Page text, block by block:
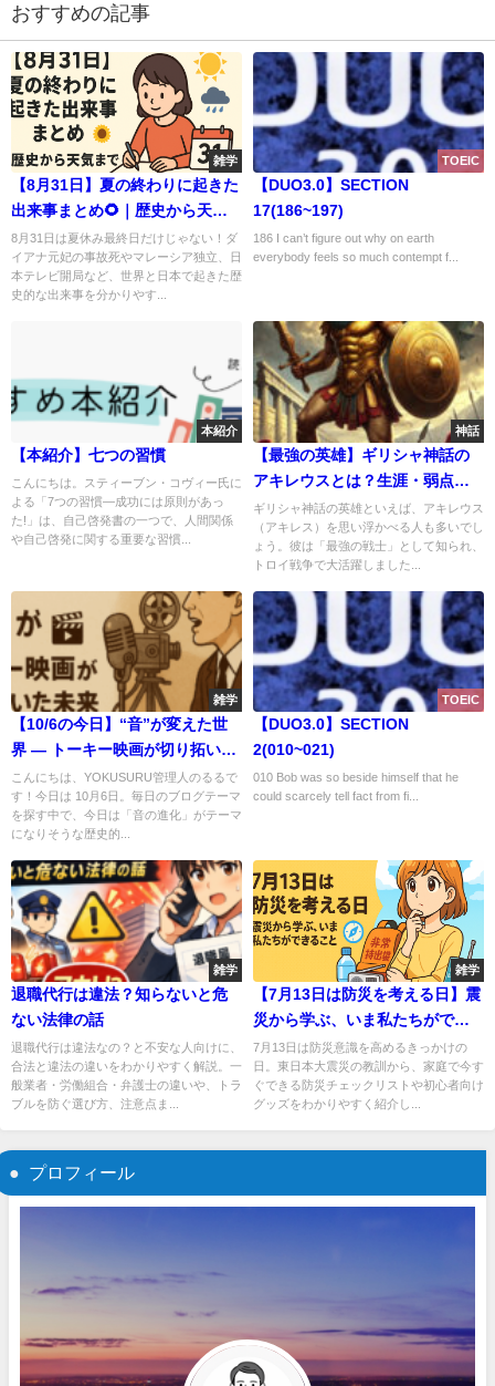
おすすめの記事
雑学
【8月31日】夏の終わりに起きた
出来事まとめ🌻｜歴史から天気
まで
8月31日は夏休み最終日だけじゃない！ダ
イアナ元妃の事故死やマレーシア独立、日
本テレビ開局など、世界と日本で起きた歴
史的な出来事を分かりやす...
TOEIC
【DUO3.0】SECTION
17(186~197)
186 I can’t figure out why on earth
everybody feels so much contempt f...
本紹介
【本紹介】七つの習慣
こんにちは。スティーブン・コヴィー氏に
よる「7つの習慣―成功には原則があっ
た!」は、自己啓発書の一つで、人間関係
や自己啓発に関する重要な習慣...
神話
【最強の英雄】ギリシャ神話の
アキレウスとは？生涯・弱点・
トロイ戦争での活躍
ギリシャ神話の英雄といえば、アキレウス
（アキレス）を思い浮かべる人も多いでし
ょう。彼は「最強の戦士」として知られ、
トロイ戦争で大活躍しました...
雑学
【10/6の今日】“音”が変えた世
界 — トーキー映画が切り拓いた
未来 🎬
こんにちは、YOKUSURU管理人のるるで
す！今日は 10月6日。毎日のブログテーマ
を探す中で、今日は「音の進化」がテーマ
になりそうな歴史的...
TOEIC
【DUO3.0】SECTION
2(010~021)
010 Bob was so beside himself that he
could scarcely tell fact from fi...
雑学
退職代行は違法？知らないと危
ない法律の話
退職代行は違法なの？と不安な人向けに、
合法と違法の違いをわかりやすく解説。一
般業者・労働組合・弁護士の違いや、トラ
ブルを防ぐ選び方、注意点ま...
雑学
【7月13日は防災を考える日】震
災から学ぶ、いま私たちができ
ること🧭
7月13日は防災意識を高めるきっかけの
日。東日本大震災の教訓から、家庭で今す
ぐできる防災チェックリストや初心者向け
グッズをわかりやすく紹介し...
プロフィール